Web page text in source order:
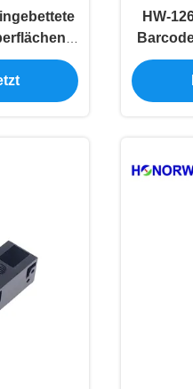
Metall-
HW-
lesbare